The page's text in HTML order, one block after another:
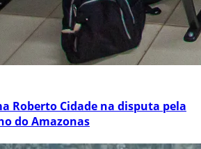
Roberto Cidade na disputa pela
do Amazonas